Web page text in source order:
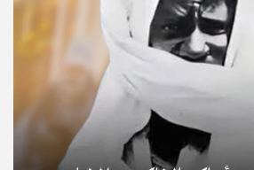
© Copyright 2025, APS